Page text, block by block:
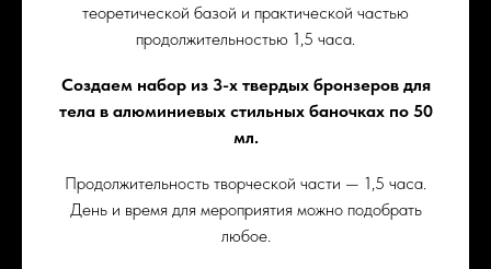
теоретической базой и практической частью
продолжительностью 1,5 часа.
Создаем набор из 3-х твердых бронзеров для
тела в алюминиевых стильных баночках по 50
мл.
Продолжительность творческой части — 1,5 часа.
День и время для мероприятия можно подобрать
любое.